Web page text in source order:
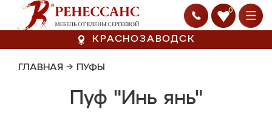
0
КРАСНОЗАВОДСК
ГЛАВНАЯ → ПУФЫ
Пуф "Инь янь"